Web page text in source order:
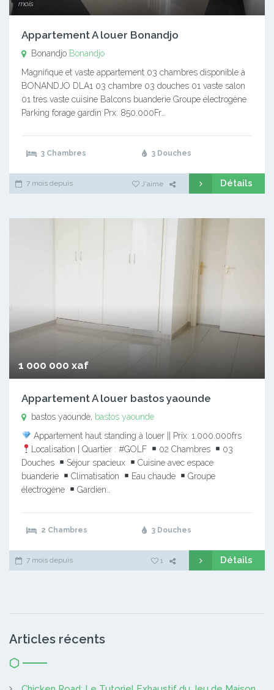
mois
Appartement A louer Bonandjo
Bonandjo Bonandjo
Magnifique et vaste appartement 03 chambres disponible à
BONANDJO DLA1 03 chambre 03 douches 01 vaste salon
01 très vaste cuisine Balcons buanderie Groupe électrogène
Parking forage gardin Prx: 850.000Fr…
3 Chambres 3 Douches
7 mois depuis J'aime Détails
1 000 000 xaf
Appartement A louer bastos yaounde
bastos yaounde, bastos yaounde
Appartement haut standing à louer || Prix: 1.000.000frs
Localisation | Quartier : #GOLF
02 Chambres
03
Douches
Séjour spacieux
Cuisine avec espace
buanderie
Climatisation Eau chaude
Groupe
électrogène
Gardien…
2 Chambres 3 Douches
7 mois depuis 1 Détails
Articles récents